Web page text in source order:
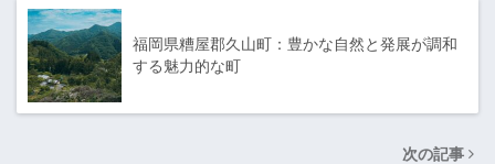
福岡県糟屋郡久山町：豊かな自然と発展が調和
する魅力的な町
次の記事